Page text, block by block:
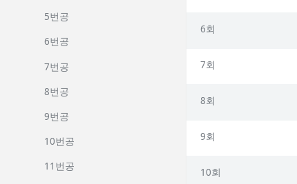
5번공
6번공
7번공
8번공
9번공
10번공
11번공
6회
7회
8회
9회
10회